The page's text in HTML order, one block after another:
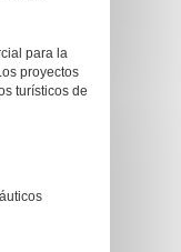
para la
proyectos
turísticos de